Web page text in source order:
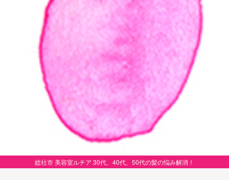
総社市 美容室ルチア 30代、40代、50代の髪の悩み解消！